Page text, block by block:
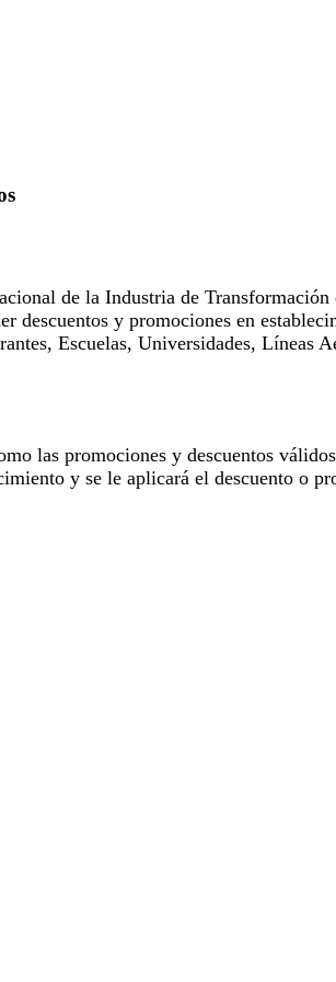
de la Industria de Transformación
y promociones en
Escuelas, Universidades, Líneas
las promociones y descuentos
y se le aplicará el descuento o